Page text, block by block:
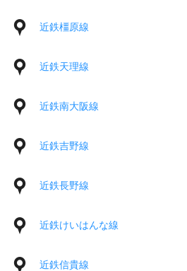
近鉄橿原線
近鉄天理線
近鉄南大阪線
近鉄吉野線
近鉄長野線
近鉄けいはんな線
近鉄信貴線